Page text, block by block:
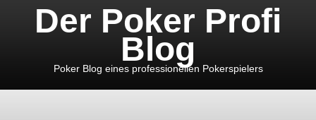
Der Poker Profi
Blog
Poker Blog eines professionellen Pokerspielers